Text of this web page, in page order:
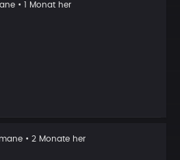
• 1 Monat her
• 2 Monate her